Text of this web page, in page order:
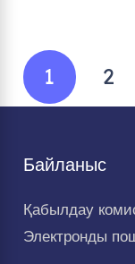
1 2
Байланыс
Қабылдау
Электронды